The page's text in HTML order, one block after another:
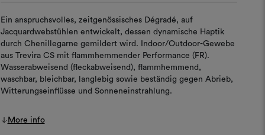
Ein anspruchsvolles, zeitgenössisches Dégradé, auf
Jacquardwebstühlen entwickelt, dessen dynamische Haptik
durch Chenillegarne gemildert wird. Indoor/Outdoor-Gewebe
aus Trevira CS mit flammhemmender Performance (FR).
Wasserabweisend (fleckabweisend), flammhemmend,
waschbar, bleichbar, langlebig sowie beständig gegen Abrieb,
Witterungseinflüsse und Sonneneinstrahlung.
More info